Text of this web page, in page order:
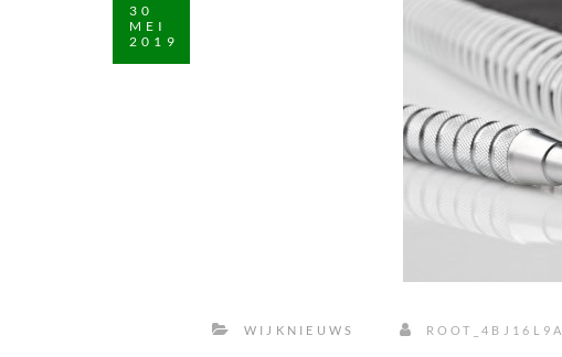
30
MEI
2019
WIJKNIEUWS ROOT_4BJ16L9A